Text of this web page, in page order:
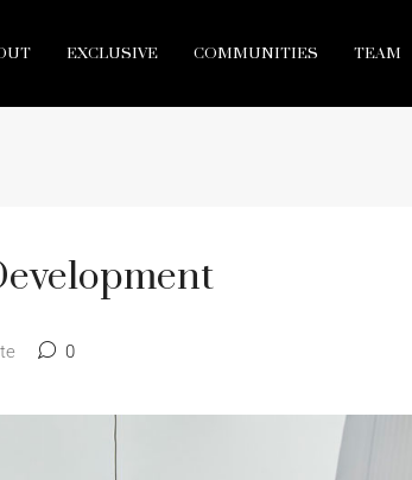
EXCLUSIVE COMMUNITIES TEAM
0